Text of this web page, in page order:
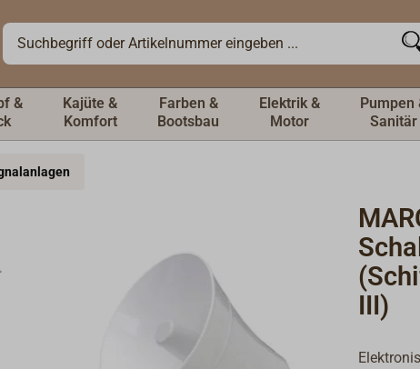
&
Kajüte &
Komfort
Farben &
Bootsbau
Elektrik &
Motor
Pumpen
Sanitär
III)